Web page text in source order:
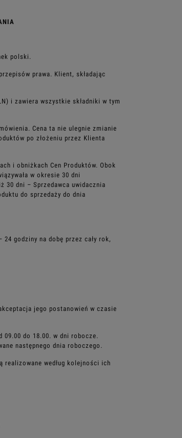
polski.
przepisów prawa. Klient, składając
i zawiera wszystkie składniki w tym
Cena ta nie ulegnie zmianie
po złożeniu przez Klienta
i obniżkach Cen Produktów. Obok
w okresie 30 dni
30 dni – Sprzedawca uwidacznia
do sprzedaży do dnia
24 godziny na dobę przez cały rok,
jego postanowień w czasie
09.00 do 18.00. w dni robocze.
następnego dnia roboczego.
realizowane według kolejności ich